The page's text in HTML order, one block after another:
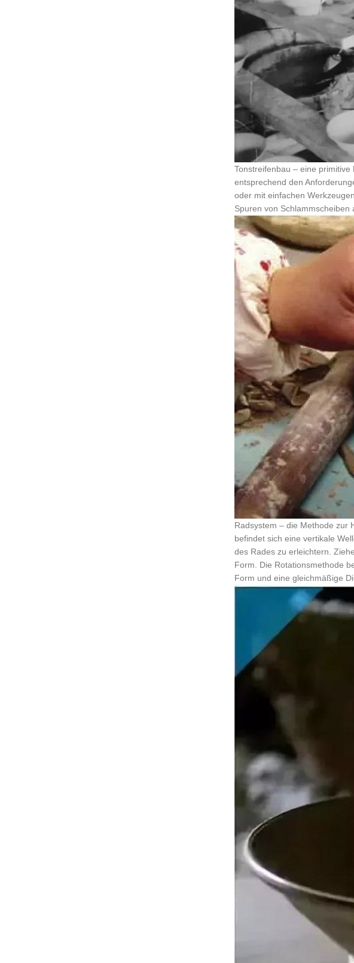
Tonstreifenbau – eine
entsprechend den
oder mit einfachen
Spuren von Schlammscheiben
Radsystem – die Methode zur
befindet sich eine vertikale
des Rades zu erleichtern.
Form. Die Rotationsmethode
Form und eine gleichmäßige